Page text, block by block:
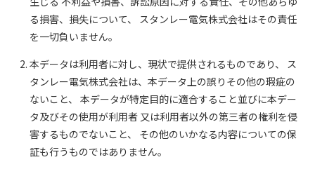
る損害、損失について、 スタンレー電気株式会社はその責任
を一切負いません。
本データは利用者に対し、現状で提供されるものであり、 ス
タンレー電気株式会社は、本データ上の誤りその他の瑕疵の
ないこと、 本データが特定目的に適合すること並びに本デー
タ及びその使用が利用者 又は利用者以外の第三者の権利を侵
害するものでないこと、 その他のいかなる内容についての保
証も行うものではありません。